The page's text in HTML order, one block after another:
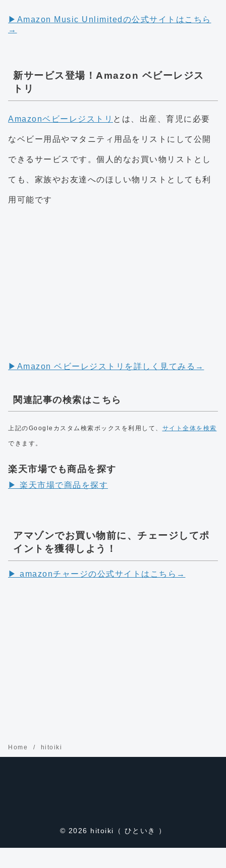
▶︎Amazon Music Unlimitedの公式サイトはこちら
→
新サービス登場！Amazon ベビーレジス
トリ
Amazonベビーレジストリ とは、出産、育児に必要
なベビー用品やマタニティ用品をリストにして公開
できるサービスです。個人的なお買い物リストとし
ても、家族やお友達へのほしい物リストとしても利
用可能です
▶︎Amazon ベビーレジストリを詳しく見てみる→
関連記事の検索はこちら
上記のGoogleカスタム検索ボックスを利用して、 サイト全体を検索
できます。
楽天市場でも商品を探す
▶︎ 楽天市場で商品を探す
アマゾンでお買い物前に、チェージしてポ
イントを獲得しよう！
▶︎ amazonチャージの公式サイトはこちら→
Home hitoiki
© 2026 hitoiki（ ひといき ）